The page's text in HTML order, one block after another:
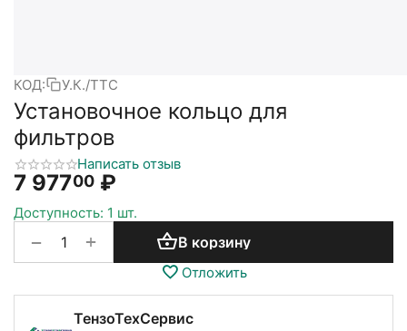
КОД: У.К./ТТС
Установочное кольцо для
фильтров
Написать отзыв
7 97700 ₽
Доступность: 1 шт.
+
− В корзину
Отложить
ТензоТехСервис